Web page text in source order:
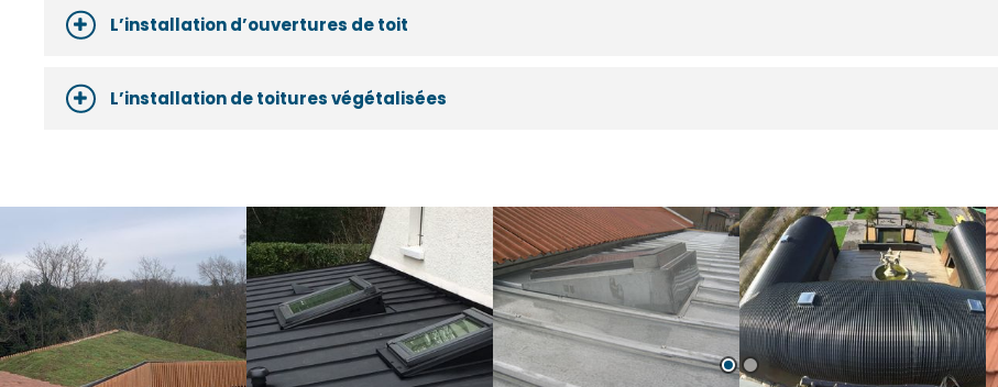
L’installation d’ouvertures de toit
L’installation de toitures végétalisées